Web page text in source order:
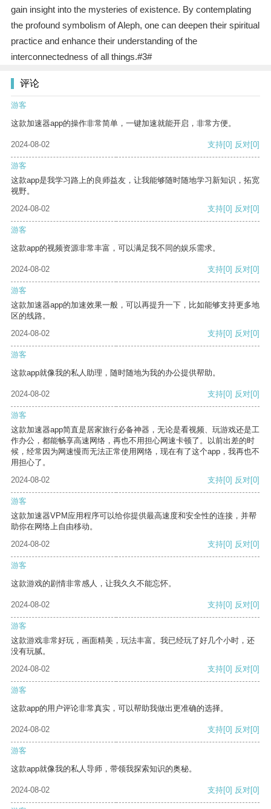
gain insight into the mysteries of existence. By contemplating
the profound symbolism of Aleph, one can deepen their spiritual
practice and enhance their understanding of the
interconnectedness of all things.#3#
评论
游客
这款加速器app的操作非常简单，一键加速就能开启，非常方便。
2024-08-02 支持[0] 反对[0]
游客
这款app是我学习路上的良师益友，让我能够随时随地学习新知识，拓宽
视野。
2024-08-02
支持[0] 反对[0]
游客
这款app的视频资源非常丰富，可以满足我不同的娱乐需求。
2024-08-02 支持[0] 反对[0]
游客
这款加速器app的加速效果一般，可以再提升一下，比如能够支持更多地
区的线路。
2024-08-02
支持[0] 反对[0]
游客
这款app就像我的私人助理，随时随地为我的办公提供帮助。
2024-08-02 支持[0] 反对[0]
游客
这款加速器app简直是居家旅行必备神器，无论是看视频、玩游戏还是工
作办公，都能畅享高速网络，再也不用担心网速卡顿了。以前出差的时
候，经常因为网速慢而无法正常使用网络，现在有了这个app，我再也不
用担心了。
2024-08-02
支持[0] 反对[0]
游客
这款加速器VPM应用程序可以给你提供最高速度和安全性的连接，并帮
助你在网络上自由移动。
2024-08-02
支持[0] 反对[0]
游客
这款游戏的剧情非常感人，让我久久不能忘怀。
2024-08-02 支持[0] 反对[0]
游客
这款游戏非常好玩，画面精美，玩法丰富。我已经玩了好几个小时，还
没有玩腻。
2024-08-02
支持[0] 反对[0]
游客
这款app的用户评论非常真实，可以帮助我做出更准确的选择。
2024-08-02 支持[0] 反对[0]
游客
这款app就像我的私人导师，带领我探索知识的奥秘。
2024-08-02 支持[0] 反对[0]